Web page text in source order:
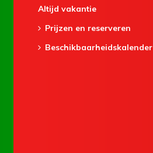
Altijd vakantie
Prijzen en reserveren
Beschikbaarheidskalender